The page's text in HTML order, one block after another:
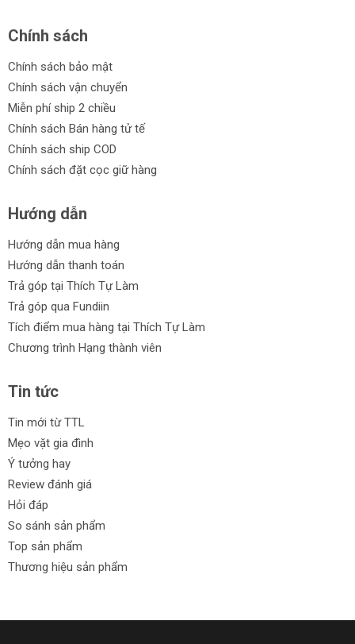
Chính sách
Chính sách bảo mật
Chính sách vận chuyển
Miễn phí ship 2 chiều
Chính sách Bán hàng tử tế
Chính sách ship COD
Chính sách đặt cọc giữ hàng
Hướng dẫn
Hướng dẫn mua hàng
Hướng dẫn thanh toán
Trả góp tại Thích Tự Làm
Trả góp qua Fundiin
Tích điểm mua hàng tại Thích Tự Làm
Chương trình Hạng thành viên
Tin tức
Tin mới từ TTL
Mẹo vặt gia đình
Ý tưởng hay
Review đánh giá
Hỏi đáp
So sánh sản phẩm
Top sản phẩm
Thương hiệu sản phẩm